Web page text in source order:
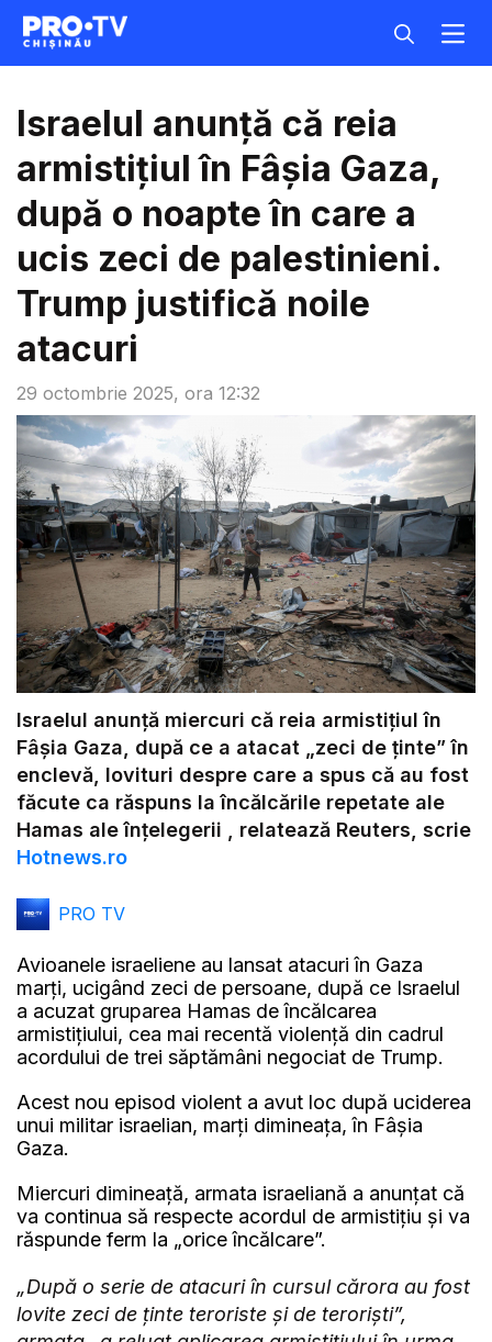
29 octombrie 2025, ora 12:32
Israelul anunţă că reia
armistiţiul în Fâşia Gaza,
după o noapte în care a
ucis zeci de palestinieni.
Trump justifică noile
atacuri
Israelul anunţă miercuri că reia armistiţiul în
Fâşia Gaza, după ce a atacat „zeci de ţinte” în
enclevă, lovituri despre care a spus că au fost
făcute ca răspuns la încălcările repetate ale
Hamas ale înțelegerii , relatează Reuters, scrie
Hotnews.ro
PRO TV
Avioanele israeliene au lansat atacuri în Gaza
marţi, ucigând zeci de persoane, după ce Israelul
a acuzat gruparea Hamas de încălcarea
armistiţiului, cea mai recentă violenţă din cadrul
acordului de trei săptămâni negociat de Trump.
Acest nou episod violent a avut loc după uciderea
unui militar israelian, marţi dimineaţa, în Fâşia
Gaza.
Miercuri dimineață, armata israeliană a anunțat că
va continua să respecte acordul de armistițiu și va
răspunde ferm la „orice încălcare”.
„După o serie de atacuri în cursul cărora au fost
lovite zeci de ţinte teroriste şi de terorişti”,